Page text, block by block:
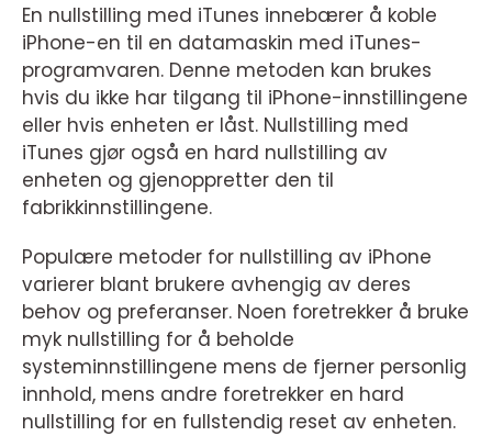
En nullstilling med iTunes innebærer å koble
iPhone-en til en datamaskin med iTunes-
programvaren. Denne metoden kan brukes
hvis du ikke har tilgang til iPhone-innstillingene
eller hvis enheten er låst. Nullstilling med
iTunes gjør også en hard nullstilling av
enheten og gjenoppretter den til
fabrikkinnstillingene.
Populære metoder for nullstilling av iPhone
varierer blant brukere avhengig av deres
behov og preferanser. Noen foretrekker å bruke
myk nullstilling for å beholde
systeminnstillingene mens de fjerner personlig
innhold, mens andre foretrekker en hard
nullstilling for en fullstendig reset av enheten.